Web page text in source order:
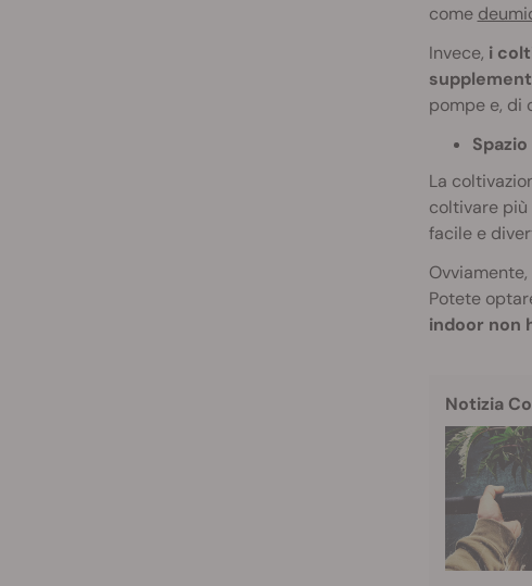
come
Invece, i
pompe e, di
Spazio
La
coltivare più
facile e
Potete
indoor non
Notizia